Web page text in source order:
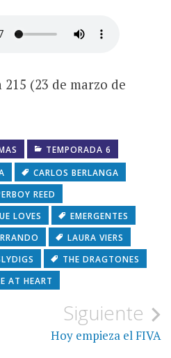
(23 de marzo de
TEMPORADA 6
CARLOS BERLANGA
REED
LOVES
EMERGENTES
LAURA VIERS
THE DRAGTONES
AT HEART
Siguiente
Hoy empieza el FIVA